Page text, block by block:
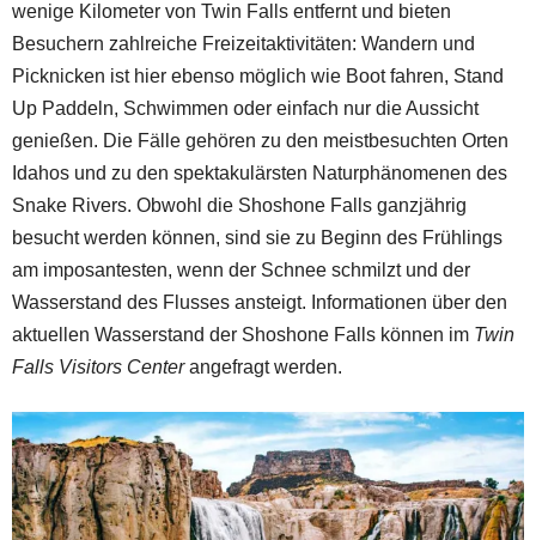
wenige Kilometer von Twin Falls entfernt und bieten
Besuchern zahlreiche Freizeitaktivitäten: Wandern und
Picknicken ist hier ebenso möglich wie Boot fahren, Stand
Up Paddeln, Schwimmen oder einfach nur die Aussicht
genießen. Die Fälle gehören zu den meistbesuchten Orten
Idahos und zu den spektakulärsten Naturphänomenen des
Snake Rivers. Obwohl die Shoshone Falls ganzjährig
besucht werden können, sind sie zu Beginn des Frühlings
am imposantesten, wenn der Schnee schmilzt und der
Wasserstand des Flusses ansteigt. Informationen über den
aktuellen Wasserstand der Shoshone Falls können im Twin
Falls Visitors Centerangefragt werden.